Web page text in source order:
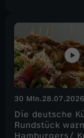
30 Min.28.07.2026
Die deutsche
Rundstück